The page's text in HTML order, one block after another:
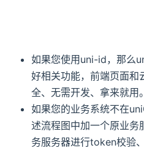
如果您使用uni-id，那么
好相关功能，前端页面和
全、无需开发、拿来就用
如果您的业务系统不在
述流程图中加一个原业务
务服务器进行token校验